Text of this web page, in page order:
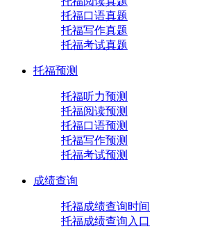
托福口语真题
托福写作真题
托福考试真题
托福预测
托福听力预测
托福阅读预测
托福口语预测
托福写作预测
托福考试预测
成绩查询
托福成绩查询时间
托福成绩查询入口